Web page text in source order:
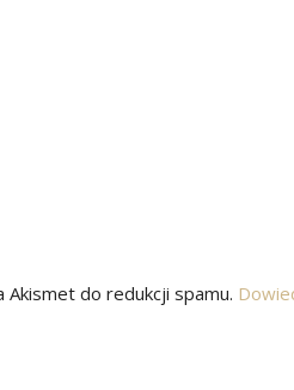
Akismet do redukcji spamu.